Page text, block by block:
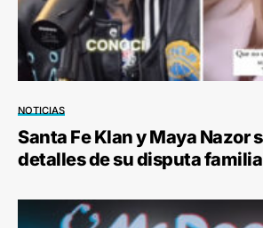
NOTICIAS
Santa Fe Klan y Maya Nazor
detalles de su disputa